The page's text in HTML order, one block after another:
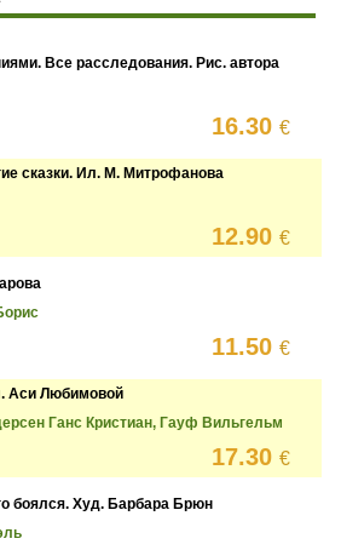
Все расследования. Рис. автора
16.30€
сказки. Ил. М. Митрофанова
12.90€
11.50€
Аси Любимовой
Ганс Кристиан, Гауф Вильгельм
17.30€
боялся. Худ. Барбара Брюн